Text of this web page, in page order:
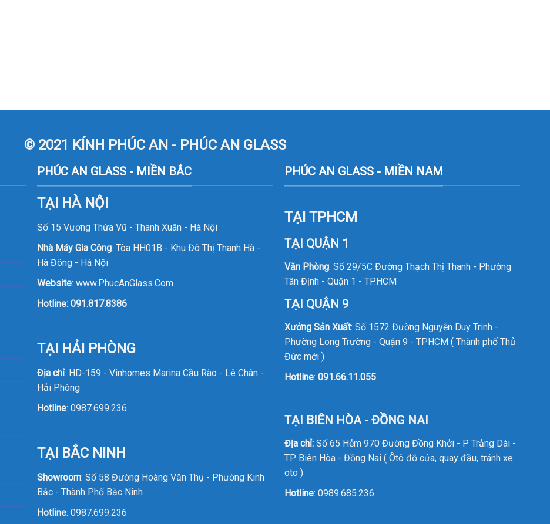
© 2021 KÍNH PHÚC AN - PHÚC AN GLASS
PHÚC AN GLASS - MIỀN BẮC
TẠI HÀ NỘI
Số 15 Vương Thừa Vũ - Thanh Xuân - Hà Nội
Nhà Máy Gia Công: Tòa HH01B - Khu Đô Thị Thanh Hà -
Hà Đông - Hà Nội
Website:www.PhucAnGlass.Com
Hotline:091.817.8386
TẠI HẢI PHÒNG
Địa chỉ: HD-159 - Vinhomes Marina Cầu Rào - Lê Chân -
Hải Phòng
Hotline:0987.699.236
TẠI BẮC NINH
Showroom: Số 58 Đường Hoàng Văn Thụ - Phường Kinh
Bắc - Thành Phố Bắc Ninh
Hotline:0987.699.236
PHÚC AN GLASS - MIỀN NAM
TẠI TPHCM
TẠI QUẬN 1
Văn Phòng: Số 29/5C Đường Thạch Thị Thanh - Phường
Tân Định - Quận 1 - TP.HCM
TẠI QUẬN 9
Xưởng Sản Xuất: Số 1572 Đường Nguyễn Duy Trinh -
Phường Long Trường - Quận 9 - TPHCM ( Thành phố Thủ
Đức mới )
Hotline:091.66.11.055
TẠI BIÊN HÒA - ĐỒNG NAI
Địa chỉ: Số 65 Hẻm 970 Đường Đồng Khởi - P Trảng Dài -
TP Biên Hòa - Đồng Nai ( Ôtô đỗ cửa, quay đầu, tránh xe
oto )
Hotline:0989.685.236